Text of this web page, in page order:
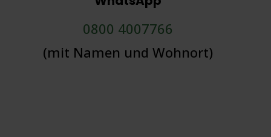
0800 4007766
(mit Namen und Wohnort)